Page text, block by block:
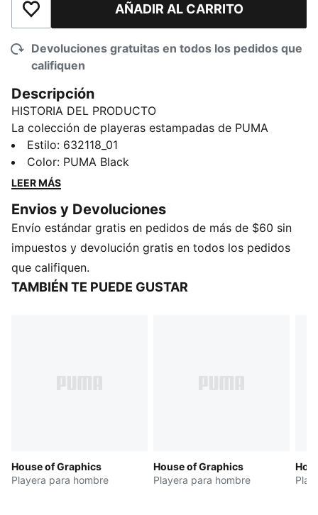
Añadir a la lista de deseosAÑADIR AL CARRITO
Devoluciones gratuitas en todos los pedidos que
califiquen
Descripción
HISTORIA DEL PRODUCTO
La colección de playeras estampadas de PUMA
combina estampas creativas con un estilo sencillo,
dando como resultado prendas cómodas que marcan
la diferencia. Desde motivos abstractos hasta logos
Vayas donde vayas, estas estampas realzan tu look
con un toque moderno y natural.
CARACTERÍSTICAS Y BENEFICIOS
Producto fabricado con al menos un 20 % de
materiales reciclados
Estilo: 632118_01
Color: PUMA Black
LEER MÁS
Envios y Devoluciones
Envío estándar gratis en pedidos de más de $60 sin
impuestos y devolución gratis en todos los pedidos
que califiquen.
TAMBIÉN TE PUEDE GUSTAR
House of Graphics
Playera para hombre
House of Graphics
Playera para hombre